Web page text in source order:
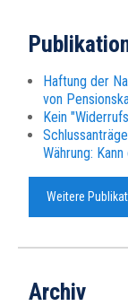
Haftung der
von
Kein
Währung:
Weitere
Archiv